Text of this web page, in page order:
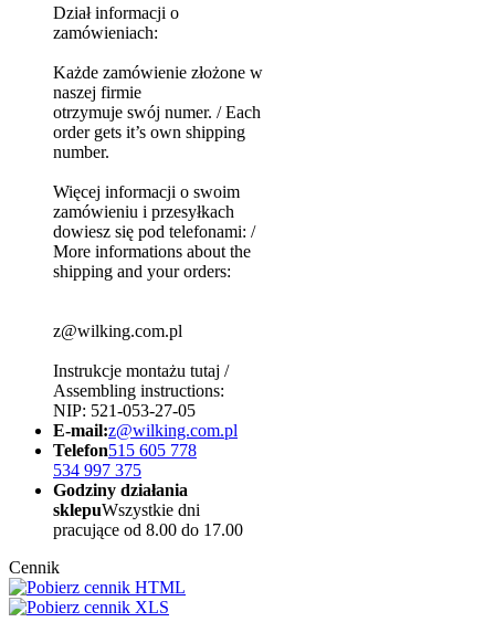
Dział informacji o
zamówieniach:
Każde zamówienie złożone w
naszej firmie
otrzymuje swój numer. / Each
order gets it’s own shipping
number.
Więcej informacji o swoim
zamówieniu i przesyłkach
dowiesz się pod telefonami: /
More informations about the
shipping and your orders:
z@wilking.com.pl
Instrukcje montażu tutaj /
Assembling instructions:
NIP: 521-053-27-05
E-mail:z@wilking.com.pl
Telefon515 605 778
534 997 375
Godziny działania
sklepuWszystkie dni
pracujące od 8.00 do 17.00
Cennik